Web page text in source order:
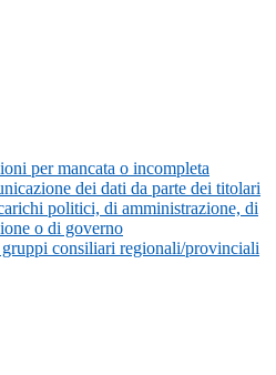
per mancata o incompleta
dei dati da parte dei titolari
politici, di amministrazione, di
o di governo
consiliari regionali/provinciali